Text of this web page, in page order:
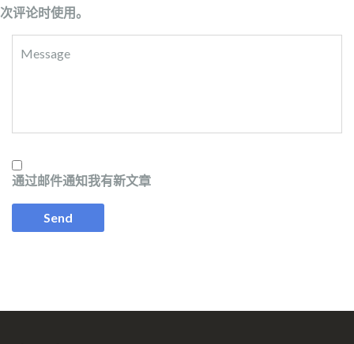
次评论时使用。
通过邮件通知我有新文章